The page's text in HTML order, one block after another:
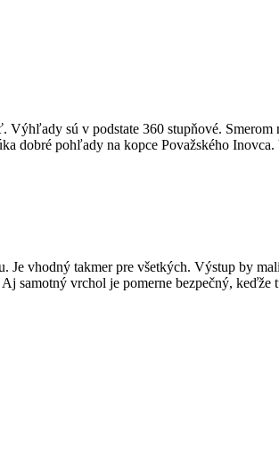
sú v podstate 360 stupňové.
dobré pohľady na kopce Považského
vhodný takmer pre všetkých. Výstup by
samotný vrchol je pomerne bezpečný, keďže